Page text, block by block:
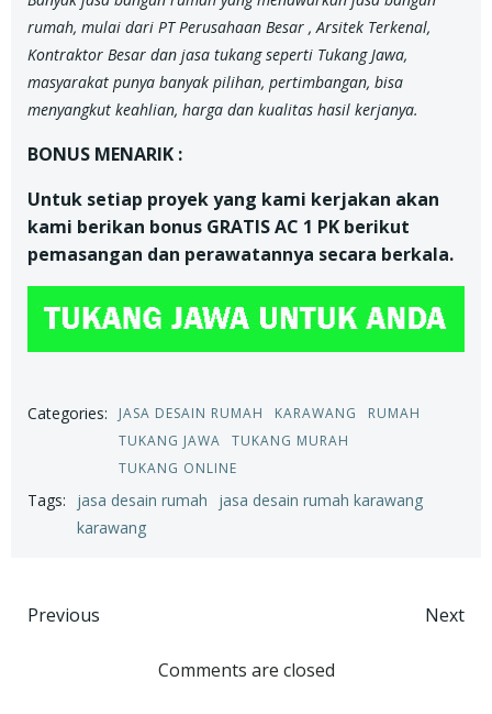
rumah, mulai dari PT Perusahaan Besar , Arsitek Terkenal,
Kontraktor Besar dan jasa tukang seperti Tukang Jawa,
masyarakat punya banyak pilihan, pertimbangan, bisa
menyangkut keahlian, harga dan kualitas hasil kerjanya.
BONUS MENARIK :
Untuk setiap proyek yang kami kerjakan akan
kami berikan bonus GRATIS AC 1 PK berikut
pemasangan dan perawatannya secara berkala.
Categories: JASA DESAIN RUMAH KARAWANG
RUMAH
TUKANG JAWA
TUKANG MURAH
TUKANG ONLINE
Tags: jasa desain rumah
jasa desain rumah karawang
karawang
Post
navigation
Previous
navigation
Next
Comments are closed